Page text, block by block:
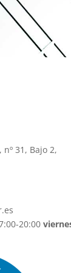
31, Bajo 2,
20:00